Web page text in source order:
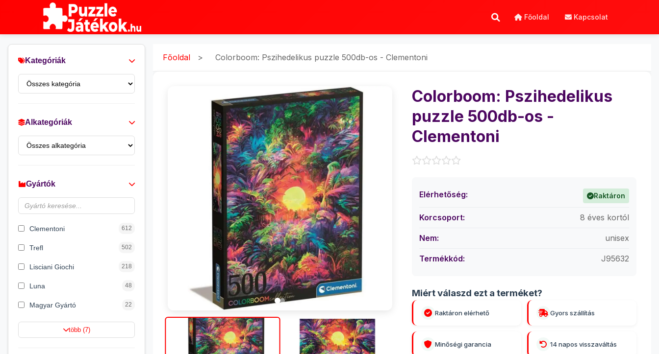
Főoldal Kapcsolat
Kategóriák
Alkategóriák
Gyártók
Clementoni 612
Trefl 502
Lisciani Giochi 218
Luna 48
Magyar Gyártó 22
Spin Master 16
több (7)
Főoldal > Colorboom: Pszihedelikus puzzle 500db-os - Clementoni
Colorboom: Pszihedelikus
puzzle 500db-os -
Clementoni
Elérhetőség: Raktáron
Korcsoport: 8 éves kortól
Nem: unisex
Termékkód: J95632
Miért válaszd ezt a terméket?
Raktáron elérhető Gyors szállítás
Minőségi garancia 14 napos visszaváltás